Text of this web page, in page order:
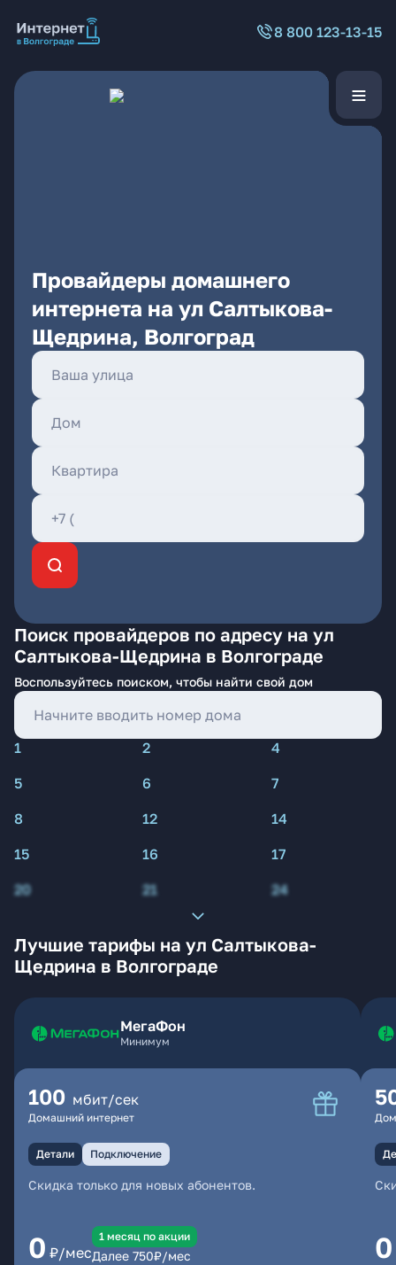
8 800 123-13-15
Провайдеры домашнего
интернета на ул Салтыкова-
Щедрина, Волгоград
Поиск провайдеров по адресу на ул
Салтыкова-Щедрина в Волгограде
Воспользуйтесь поиском, чтобы найти свой дом
1 2
4
5
6
7
8
12
14
15
16
17
20
21 24
Лучшие тарифы на ул Салтыкова-
Щедрина в Волгограде
МегаФон
Минимум
100 мбит/сек
Домашний интернет
Детали Подключение
Скидка только для новых абонентов.
0 ₽/мес
1 месяц по акции
Далее 750₽/мес 0